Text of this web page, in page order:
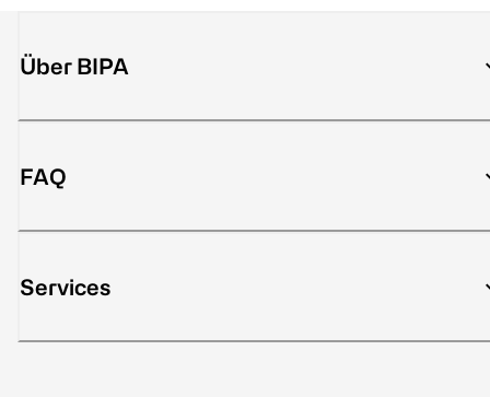
Über BIPA
FAQ
Services